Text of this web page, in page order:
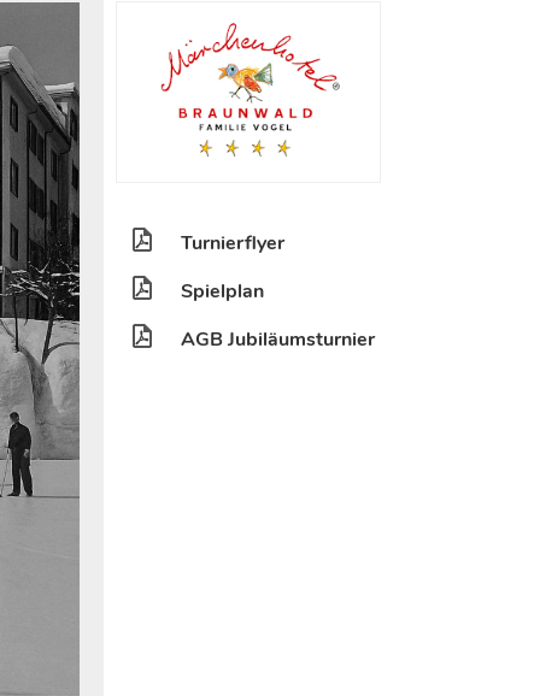
Turnierflyer
Spielplan
AGB Jubiläumsturnier